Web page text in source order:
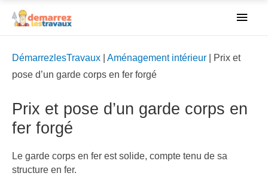
DémarrezlesTravaux Aménagement intérieur
Prix et
pose d’un garde corps en fer forgé
Prix et pose d’un garde corps en
fer forgé
Le garde corps en fer est solide, compte tenu de sa
structure en fer.